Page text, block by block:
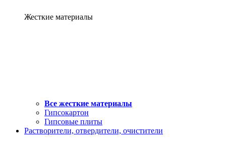
Жесткие материалы
Все жесткие материалы
Гипсокартон
Гипсовые плиты
Растворители, отвердители, очистители